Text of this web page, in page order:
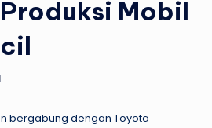
Mobil
bergabung dengan Toyota